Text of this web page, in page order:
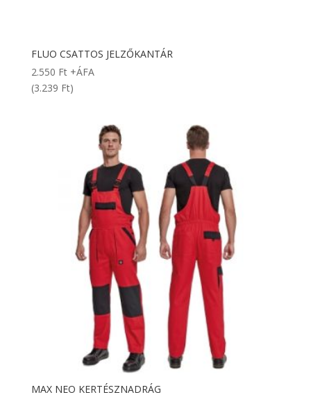
FLUO CSATTOS JELZŐKANTÁR
2.550 Ft +ÁFA
(3.239 Ft)
MAX NEO KERTÉSZNADRÁG